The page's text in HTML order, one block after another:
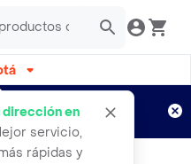
dirección en
servicio,
rápidas y
Aplican TyC